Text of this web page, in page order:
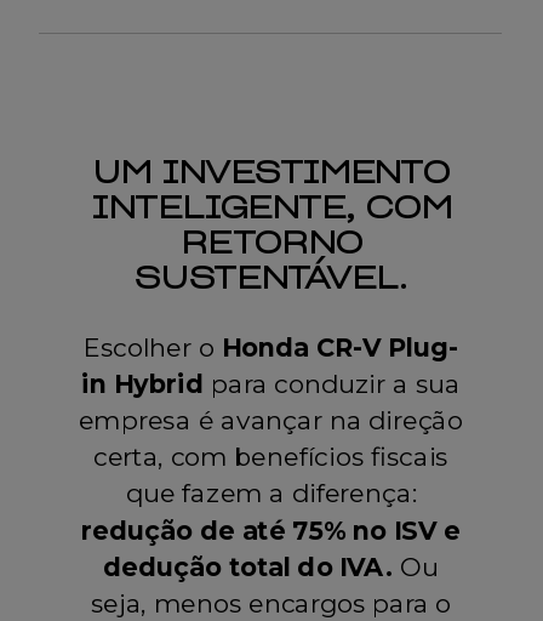
UM INVESTIMENTO
INTELIGENTE, COM
RETORNO
SUSTENTÁVEL.
Escolher o Honda CR-V Plug-
in Hybrid para conduzir a sua
empresa é avançar na direção
certa, com benefícios fiscais
que fazem a diferença:
redução de até 75% no ISV e
dedução total do IVA. Ou
seja, menos encargos para o